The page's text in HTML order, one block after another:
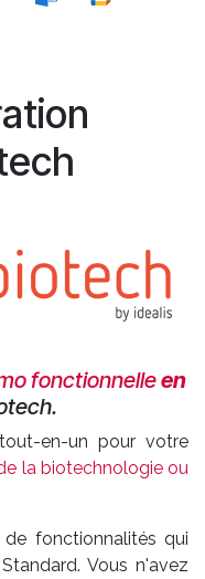
fonctionnelleen
en-un pour votre
la biotechnologie ou
fonctionnalités qui
Vous n'avez